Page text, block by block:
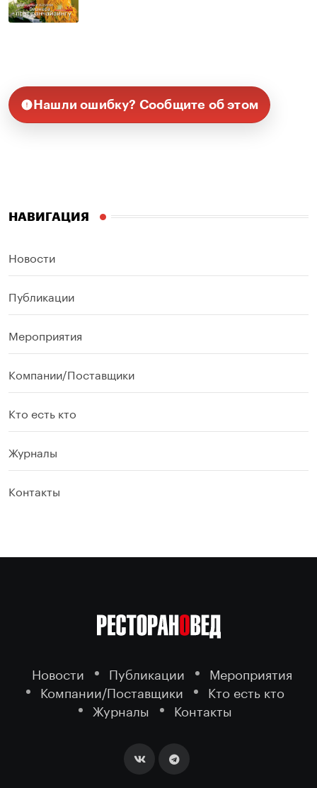
Нашли ошибку? Сообщите об этом
НАВИГАЦИЯ
Новости
Публикации
Мероприятия
Компании/Поставщики
Кто есть кто
Журналы
Контакты
Новости Публикации
Мероприятия
Компании/Поставщики
Кто есть кто
Журналы
Контакты